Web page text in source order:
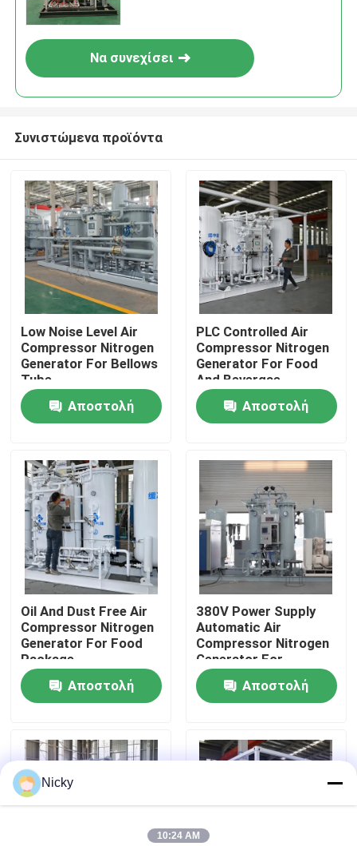
Σπίτι
Σχετικά με εμάς
Επισκεψή εργοστασίου
Έλεγχος ποιότητας
Επικοινωνήστε μαζί μας
Ειδήσεις
Ζητήστε μια προσφορά
Παραγωγοί αζώτου PSA
Γεννήτρια αζώτου υψηλής αγνότητας
Να συνεχίσει
Συνιστώμενα προϊόντα
Low Noise Level Air
Compressor Nitrogen
Generator For Bellows
Tube
Αποστολή
PLC Controlled Air
Compressor Nitrogen
Generator For Food
And Bevergae
Αποστολή
Oil And Dust Free Air
Compressor Nitrogen
Generator For Food
Package
Αποστολή
380V Power Supply
Automatic Air
Compressor Nitrogen
Generator For
Beverage Filling
Αποστολή
Nicky
10:24 AM